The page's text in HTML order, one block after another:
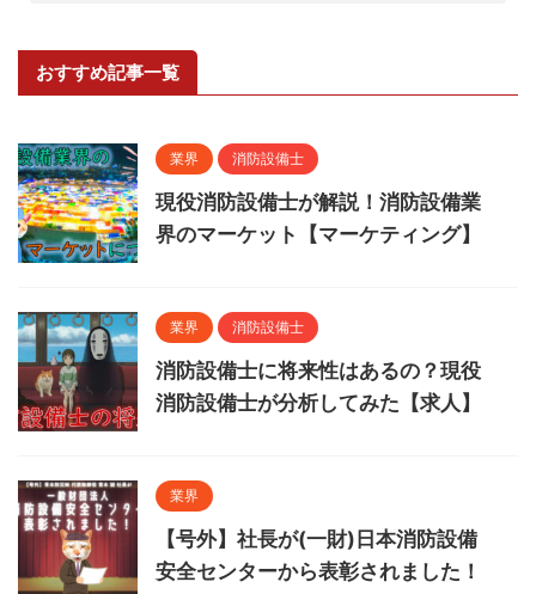
おすすめ記事一覧
業界 消防設備士
現役消防設備士が解説！消防設備業
界のマーケット【マーケティング】
業界 消防設備士
消防設備士に将来性はあるの？現役
消防設備士が分析してみた【求人】
業界
【号外】社長が(一財)日本消防設備
安全センターから表彰されました！